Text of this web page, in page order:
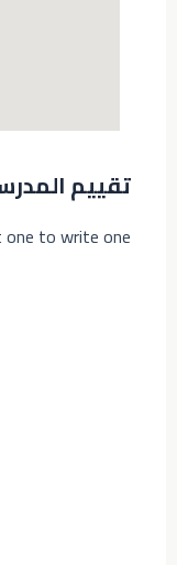
تقييم
to write one.